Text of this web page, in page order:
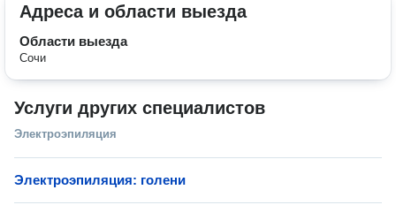
Адреса и области выезда
Области выезда
Сочи
Услуги других специалистов
Электроэпиляция
Электроэпиляция: голени